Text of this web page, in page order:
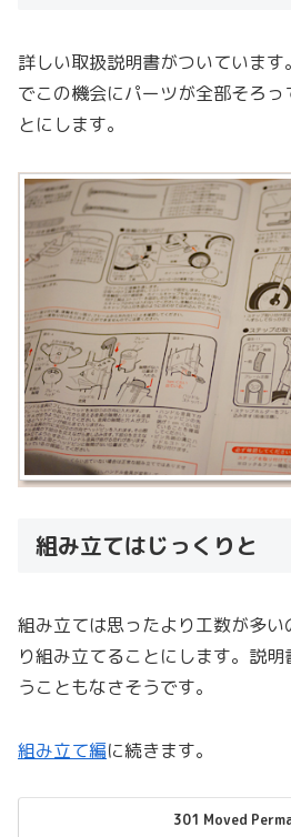
詳しい取扱説明書がついていま
でこの機会にパーツが全部そろ
とにします。
組み立てはじっくりと
組み立ては思ったより工数が多い
り組み立てることにします。説
うこともなさそうです。
組み立て編に続きます。
301 Moved